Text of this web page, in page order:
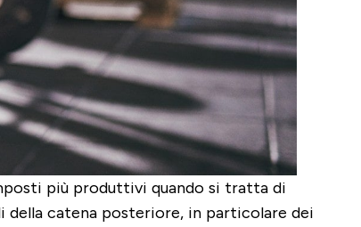
più produttivi quando si tratta di
della catena posteriore, in particolare dei